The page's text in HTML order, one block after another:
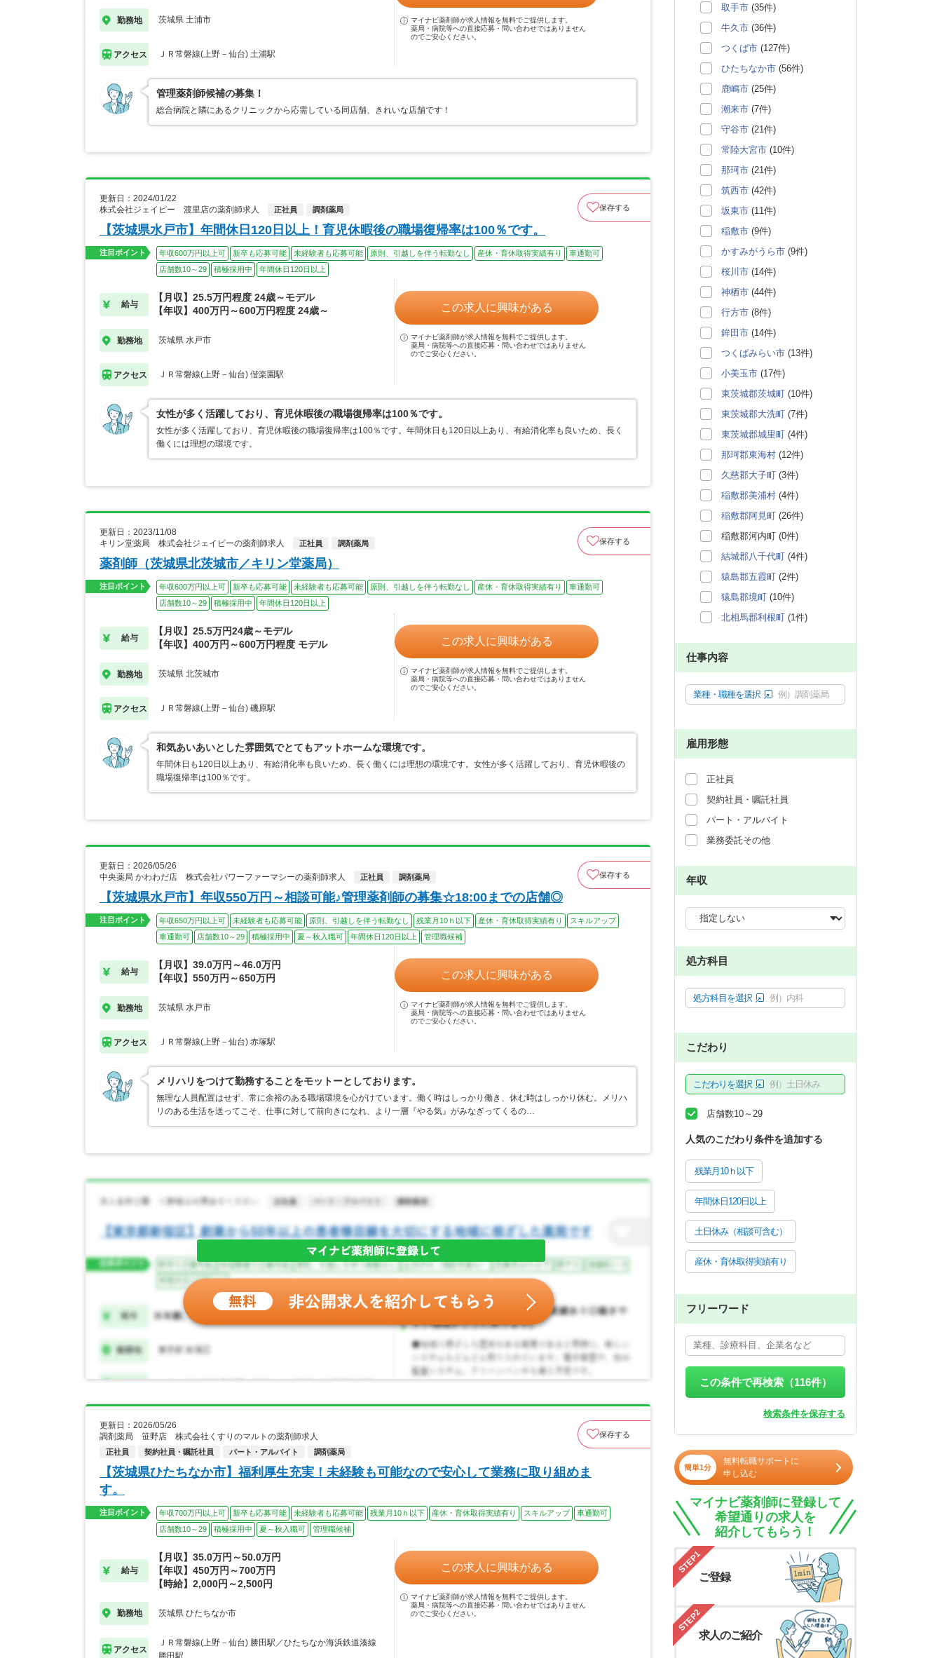
勤務地 茨城県 土浦市
アクセス ＪＲ常磐線(上野－仙台) 土浦駅
マイナビ薬剤師が求人情報を無料でご提供します。
薬局・病院等への直接応募・問い合わせではありません
のでご安心ください。
管理薬剤師候補の募集！
総合病院と隣にあるクリニックから応需している同店舗、きれいな店舗です！
更新日：2024/01/22
株式会社ジェイピー 渡里店の薬剤師求人
正社員 調剤薬局 保存する
【茨城県水戸市】年間休日120日以上！育児休暇後の職場復帰率は100％です。
注目ポイント 年収600万円以上可 新卒も応募可能 未経験者も応募可能 原則、引越しを伴う転勤なし 産休・育休取得実績有り
車通勤可
店舗数10～29
積極採用中 年間休日120日以上
給与
【月収】25.5万円程度 24歳～モデル
【年収】400万円～600万円程度 24歳～
勤務地 茨城県 水戸市
アクセス ＪＲ常磐線(上野－仙台) 偕楽園駅
この求人に興味がある
マイナビ薬剤師が求人情報を無料でご提供します。
薬局・病院等への直接応募・問い合わせではありません
のでご安心ください。
女性が多く活躍しており、育児休暇後の職場復帰率は100％です。
女性が多く活躍しており、育児休暇後の職場復帰率は100％です。年間休日も120日以上あり、有給消化率も良いため、長く
働くには理想の環境です。
更新日：2023/11/08
キリン堂薬局 株式会社ジェイピーの薬剤師求人
正社員 調剤薬局 保存する
薬剤師（茨城県北茨城市／キリン堂薬局）
注目ポイント 年収600万円以上可 新卒も応募可能 未経験者も応募可能 原則、引越しを伴う転勤なし 産休・育休取得実績有り
車通勤可
店舗数10～29
積極採用中 年間休日120日以上
給与
【月収】25.5万円24歳～モデル
【年収】400万円～600万円程度 モデル
勤務地 茨城県 北茨城市
アクセス ＪＲ常磐線(上野－仙台) 磯原駅
この求人に興味がある
マイナビ薬剤師が求人情報を無料でご提供します。
薬局・病院等への直接応募・問い合わせではありません
のでご安心ください。
和気あいあいとした雰囲気でとてもアットホームな環境です。
年間休日も120日以上あり、有給消化率も良いため、長く働くには理想の環境です。女性が多く活躍しており、育児休暇後の
職場復帰率は100％です。
更新日：2026/05/26
中央薬局 かわわだ店 株式会社パワーファーマシーの薬剤師求人
正社員 調剤薬局 保存する
【茨城県水戸市】年収550万円～相談可能♪管理薬剤師の募集☆18:00までの店舗◎
注目ポイント 年収650万円以上可 未経験者も応募可能 原則、引越しを伴う転勤なし 残業月10ｈ以下 産休・育休取得実績有り
スキルアップ
車通勤可
店舗数10～29 積極採用中 夏～秋入職可 年間休日120日以上 管理職候補
給与
【月収】39.0万円～46.0万円
【年収】550万円～650万円
勤務地 茨城県 水戸市
アクセス ＪＲ常磐線(上野－仙台) 赤塚駅
この求人に興味がある
マイナビ薬剤師が求人情報を無料でご提供します。
薬局・病院等への直接応募・問い合わせではありません
のでご安心ください。
メリハリをつけて勤務することをモットーとしております。
無理な人員配置はせず、常に余裕のある職場環境を心がけています。働く時はしっかり働き、休む時はしっかり休む。メリハ
リのある生活を送ってこそ、仕事に対して前向きになれ、より一層『やる気』がみなぎってくるの…
更新日：2026/05/26
調剤薬局 笹野店 株式会社くすりのマルトの薬剤師求人
正社員 契約社員・嘱託社員 パート・アルバイト 調剤薬局
保存する
【茨城県ひたちなか市】福利厚生充実！未経験も可能なので安心して業務に取り組めま
す。
注目ポイント 年収700万円以上可 新卒も応募可能 未経験者も応募可能 残業月10ｈ以下 産休・育休取得実績有り スキルアップ
車通勤可
店舗数10～29
積極採用中 夏～秋入職可 管理職候補
給与
【月収】35.0万円～50.0万円
【年収】450万円～700万円
【時給】2,000円～2,500円
勤務地 茨城県 ひたちなか市
アクセス
ＪＲ常磐線(上野－仙台) 勝田駅／ひたちなか海浜鉄道湊線
勝田駅
この求人に興味がある
マイナビ薬剤師が求人情報を無料でご提供します。
薬局・病院等への直接応募・問い合わせではありません
のでご安心ください。
取手市 (35件)
牛久市 (36件)
つくば市 (127件)
ひたちなか市 (56件)
鹿嶋市 (25件)
潮来市 (7件)
守谷市 (21件)
常陸大宮市 (10件)
那珂市 (21件)
筑西市 (42件)
坂東市 (11件)
稲敷市 (9件)
かすみがうら市 (9件)
桜川市 (14件)
神栖市 (44件)
行方市 (8件)
鉾田市 (14件)
つくばみらい市 (13件)
小美玉市 (17件)
東茨城郡茨城町 (10件)
東茨城郡大洗町 (7件)
東茨城郡城里町 (4件)
那珂郡東海村 (12件)
久慈郡大子町 (3件)
稲敷郡美浦村 (4件)
稲敷郡阿見町 (26件)
稲敷郡河内町 (0件)
結城郡八千代町 (4件)
猿島郡五霞町 (2件)
猿島郡境町 (10件)
北相馬郡利根町 (1件)
仕事内容
業種・職種を選択 例）調剤薬局
雇用形態
正社員
契約社員・嘱託社員
パート・アルバイト
業務委託その他
年収
処方科目
処方科目を選択 例）内科
こだわり
こだわりを選択 例）土日休み
店舗数10～29
人気のこだわり条件を追加する
残業月10ｈ以下
年間休日120日以上
土日休み（相談可含む）
産休・育休取得実績有り
フリーワード
この条件で再検索（116件）
検索条件を保存する
簡単1分
無料転職サポートに
申し込む
マイナビ薬剤師に登録して
希望通りの求人を
紹介してもらう！
STEP1
ご登録
STEP2
求人のご紹介